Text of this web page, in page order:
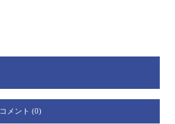
コメント (0)